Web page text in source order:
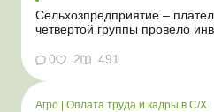
Сельхозпредприятие –
четвертой группы провело
продукции собственного
основных средств (далее –
излишки при их
сельхозтовар...
0 2 491
Агро | Оплата труда и кадры в С/Х